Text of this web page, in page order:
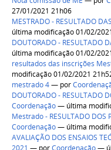
27/01/2021 21h06
MESTRADO - RESULTADO
última modificação 01/02/
DOUTORADO - RESULTADO
última modificação 01/02/
resultados das inscrições
modificação 01/02/2021
mestrado 4— por
DOUTORADO - RESULTADO
Coordenação— última
Mestrado - RESULTADO DOS
Coordenação— última
AVALIAÇÃO DOS ENSAIOS